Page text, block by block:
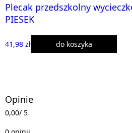
Plecak przedszkolny
PIESEK
41,98 zł do koszyka
Opinie
0,00/ 5